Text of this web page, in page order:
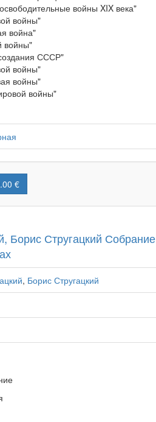
войны XIX века"
войны"
война"
войны"
СССР"
войны"
войны"
войны"
€
Борис Стругацкий Собрание
, Борис Стругацкий